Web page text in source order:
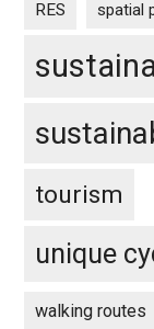
RES spatial
tourism
unique
walking routes